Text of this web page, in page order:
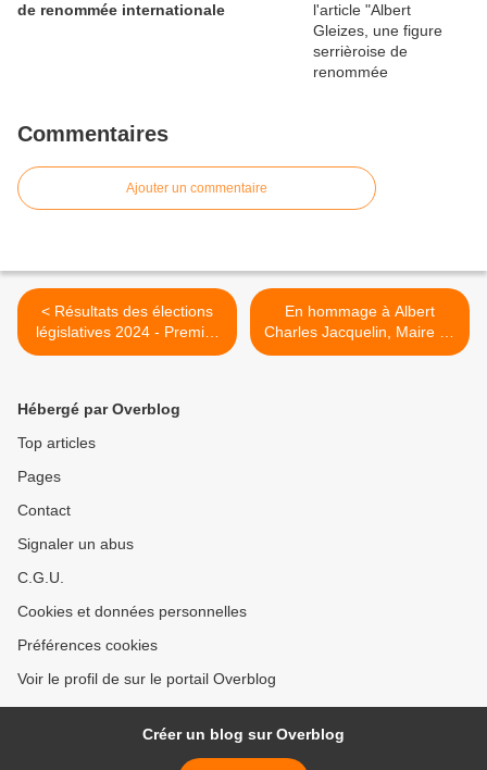
de renommée internationale
Commentaires
Ajouter un commentaire
< Résultats des élections
législatives 2024 - Premier
tour -Deuxième
En hommage à Albert
Charles Jacquelin, Maire de
Serrières de 1953 à 1971 >
Hébergé par Overblog
Top articles
Pages
Contact
Signaler un abus
C.G.U.
Cookies et données personnelles
Préférences cookies
Voir le profil de sur le portail Overblog
Créer un blog sur Overblog